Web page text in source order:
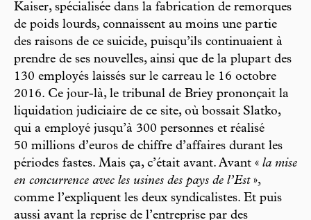
Kaiser, spécialisée dans la fabrication de remorques
de poids lourds, connaissent au moins une partie
des raisons de ce suicide, puisqu’ils continuaient à
prendre de ses nouvelles, ainsi que de la plupart des
130 employés laissés sur le carreau le 16 octobre
2016. Ce jour-là, le tribunal de Briey prononçait la
liquidation judiciaire de ce site, où bossait Slatko,
qui a employé jusqu’à 300 personnes et réalisé
50 millions d’euros de chiffre d’affaires durant les
périodes fastes. Mais ça, c’était avant. Avant « la mise
en concurrence avec les usines des pays de l’Est»,
comme l’expliquent les deux syndicalistes. Et puis
aussi avant la reprise de l’entreprise par des